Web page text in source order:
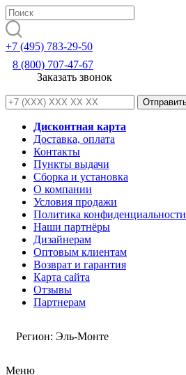
+7 (495) 783-29-50
8 (800) 707-47-67
Заказать звонок
Дисконтная карта
Доставка, оплата
Контакты
Пункты выдачи
Сборка и установка
О компании
Условия продажи
Политика конфиденциальности
Наши партнёры
Дизайнерам
Оптовым клиентам
Возврат и гарантия
Карта сайта
Отзывы
Партнерам
Регион: Эль-Монте
Меню